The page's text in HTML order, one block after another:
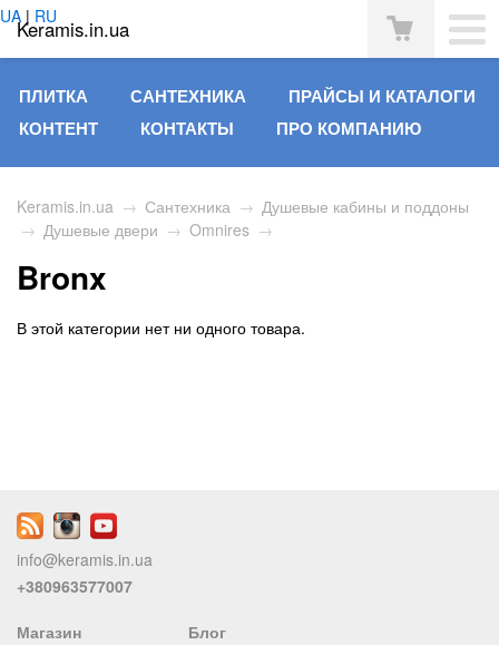
Keramis.in.ua
UA | RU
ПЛИТКА САНТЕХНИКА
ПРАЙСЫ И КАТАЛОГИ
КОНТЕНТ
КОНТАКТЫ ПРО КОМПАНИЮ
Keramis.in.ua → Сантехника → Душевые кабины и поддоны
→ Душевые двери → Omnires →
Bronx
В этой категории нет ни одного товара.
info@keramis.in.ua
+380963577007
Магазин
Блог